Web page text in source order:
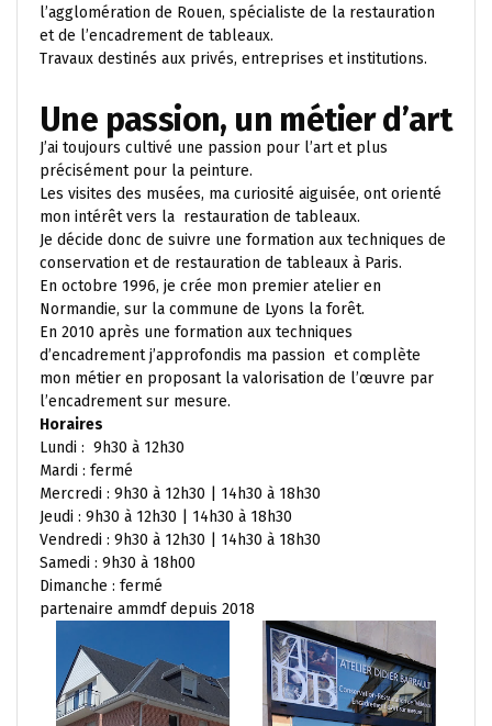
l’agglomération de Rouen, spécialiste de la restauration
et de l’encadrement de tableaux.
Travaux destinés aux privés, entreprises et institutions.
Une passion, un métier d’art
J’ai toujours cultivé une passion pour l’art et plus
précisément pour la peinture.
Les visites des musées, ma curiosité aiguisée, ont orienté
mon intérêt vers la restauration de tableaux.
Je décide donc de suivre une formation aux techniques de
conservation et de restauration de tableaux à Paris.
En octobre 1996, je crée mon premier atelier en
Normandie, sur la commune de Lyons la forêt.
En 2010 après une formation aux techniques
d’encadrement j’approfondis ma passion et complète
mon métier en proposant la valorisation de l’œuvre par
l’encadrement sur mesure.
Horaires
Lundi : 9h30 à 12h30
Mardi : fermé
Mercredi : 9h30 à 12h30 | 14h30 à 18h30
Jeudi : 9h30 à 12h30 | 14h30 à 18h30
Vendredi : 9h30 à 12h30 | 14h30 à 18h30
Samedi : 9h30 à 18h00
Dimanche : fermé
partenaire ammdf depuis 2018